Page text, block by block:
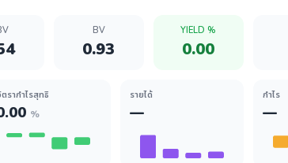
BV
0.93
YIELD %
0.00
รากำไรสุทธิ
%
รายได้
—
กำไร
—